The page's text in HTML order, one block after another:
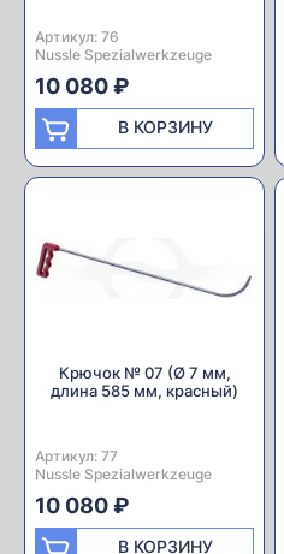
Артикул: 76
Производитель:
Nussle Spezialwerkzeuge
10 080 ₽
В КОРЗИНУ
Крючок № 07 (Ø 7 мм,
длина 585 мм, красный)
Артикул: 77
Производитель:
Nussle Spezialwerkzeuge
10 080 ₽
В КОРЗИНУ